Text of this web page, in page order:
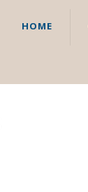
HOME